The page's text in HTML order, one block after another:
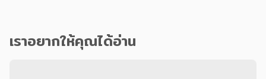
เราอยากให้คุณได้อ่าน